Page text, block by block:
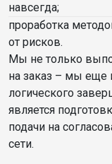
навсегда;
проработка
от рисков.
Мы не только
на заказ – мы еще
логического
является
подачи на
сети.